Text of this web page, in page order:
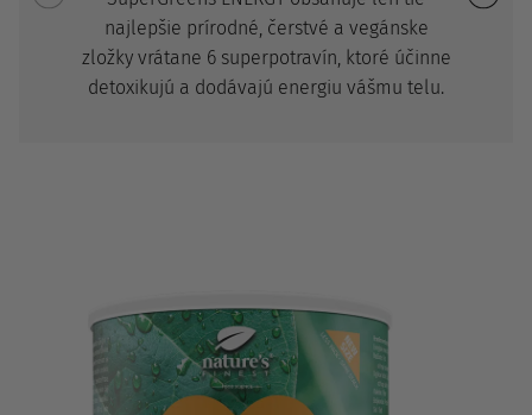
najlepšie prírodné, čerstvé a vegánske
zložky vrátane 6 superpotravín, ktoré účinne
detoxikujú a dodávajú energiu vášmu telu.